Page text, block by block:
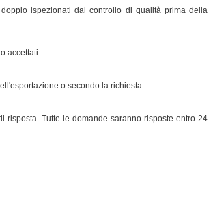
doppioispezionati dal controllo di qualità prima della
accettati.
o secondo la richiesta.
risposta. Tutte le domande saranno risposte entro 24